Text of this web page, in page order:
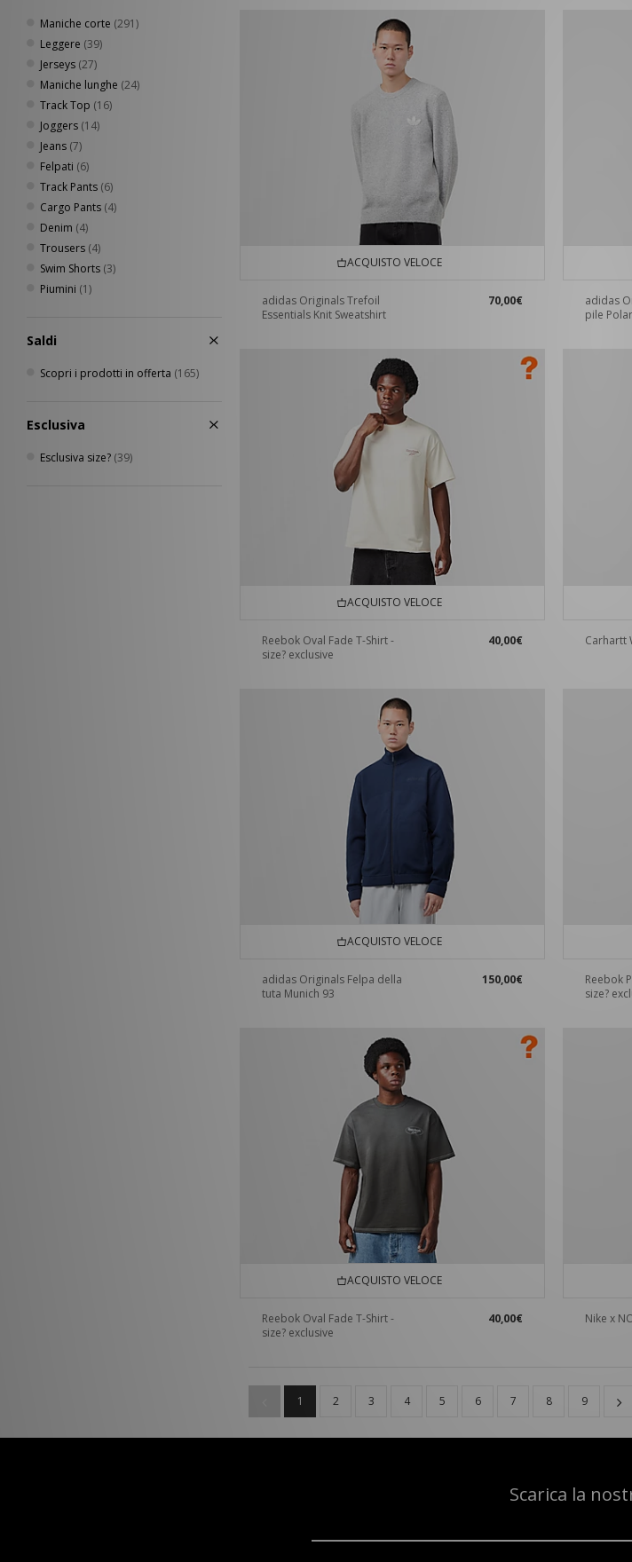
Maniche corte (291)
Leggere (39)
Jerseys (27)
Maniche lunghe (24)
Track Top (16)
Joggers (14)
Jeans (7)
Felpati (6)
Track Pants (6)
Cargo Pants (4)
Denim (4)
Trousers (4)
Swim Shorts (3)
Piumini (1)
Saldi
Scopri i prodotti in offerta (165)
Esclusiva
Esclusiva size? (39)
ACQUISTO VELOCE
adidas Originals Trefoil
Essentials Knit Sweatshirt
70,00€
adidas
pile Polar
ACQUISTO VELOCE
Reebok Oval Fade T-Shirt -
size? exclusive
40,00€ Carhartt
ACQUISTO VELOCE
adidas Originals Felpa della
tuta Munich 93
150,00€
Reebok
size?
ACQUISTO VELOCE
Reebok Oval Fade T-Shirt -
size? exclusive
40,00€ Nike x
1 2 3 4 5 6 7 8 9
Scarica la